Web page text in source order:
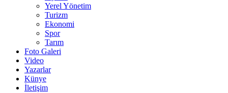
Yerel Yönetim
Turizm
Ekonomi
Spor
Tarım
Foto Galeri
Video
Yazarlar
Künye
İletişim